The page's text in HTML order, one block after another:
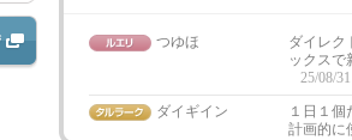
つゆほ
ダイレク
ックスで
25/08/
ダイギイン
１日１
計画的に